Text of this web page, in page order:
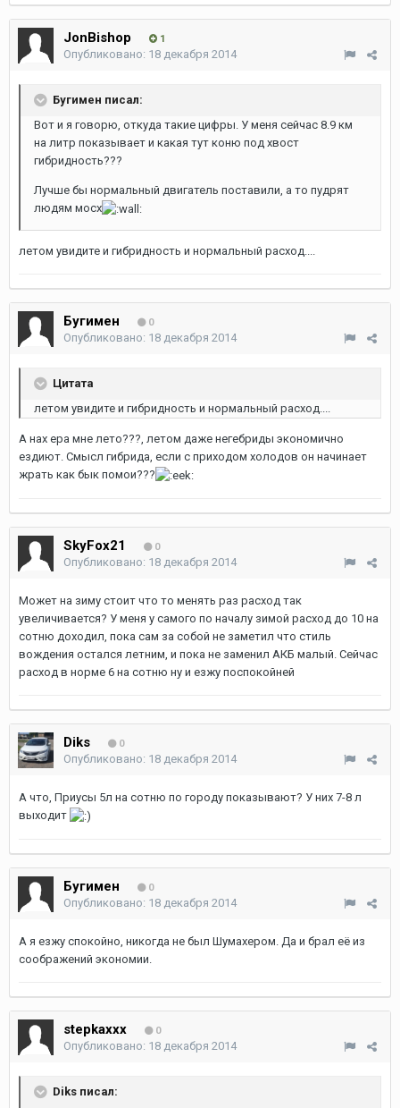
JonBishop 1
Опубликовано: 18 декабря 2014
Бугимен писал:
Вот и я говорю, откуда такие цифры. У меня сейчас 8.9 км
на литр показывает и какая тут коню под хвост
гибридность???
Лучше бы нормальный двигатель поставили, а то пудрят
людям мосх
летом увидите и гибридность и нормальный расход....
Бугимен 0
Опубликовано: 18 декабря 2014
Цитата
летом увидите и гибридность и нормальный расход....
А нах ера мне лето???, летом даже негебриды экономично
ездиют. Смысл гибрида, если с приходом холодов он начинает
жрать как бык помои???
SkyFox21 0
Опубликовано: 18 декабря 2014
Может на зиму стоит что то менять раз расход так
увеличивается? У меня у самого по началу зимой расход до 10 на
сотню доходил, пока сам за собой не заметил что стиль
вождения остался летним, и пока не заменил АКБ малый. Сейчас
расход в норме 6 на сотню ну и езжу поспокойней
Diks 0
Опубликовано: 18 декабря 2014
А что, Приусы 5л на сотню по городу показывают? У них 7-8 л
выходит
Бугимен 0
Опубликовано: 18 декабря 2014
А я езжу спокойно, никогда не был Шумахером. Да и брал её из
соображений экономии.
stepkaxxx 0
Опубликовано: 18 декабря 2014
Diks писал: